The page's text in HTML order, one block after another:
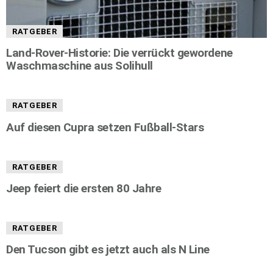
RATGEBER
Land-Rover-Historie: Die verrückt gewordene
Waschmaschine aus Solihull
RATGEBER
Auf diesen Cupra setzen Fußball-Stars
RATGEBER
Jeep feiert die ersten 80 Jahre
RATGEBER
Den Tucson gibt es jetzt auch als N Line